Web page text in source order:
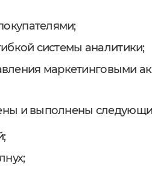
системы аналитики;
маркетинговыми
и выполнены